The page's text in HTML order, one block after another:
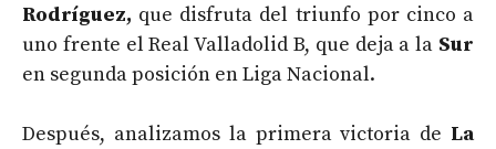
Rodríguez, que disfruta del triunfo por cinco a
uno frente el Real Valladolid B, que deja a la Sur
en segunda posición en Liga Nacional.
Después, analizamos la primera victoria de La